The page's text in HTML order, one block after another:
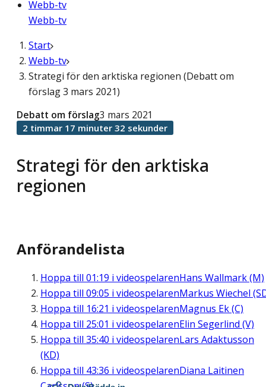
Webb-tv
Webb-tv
Start
Webb-tv
Strategi för den arktiska regionen (Debatt om
förslag 3 mars 2021)
Strategi för den arktiska
regionen
Debatt om förslag3 mars 2021
2 timmar 17 minuter 32 sekunder
Anförandelista
Hoppa till 01:19 i videospelarenHans Wallmark (M)
Hoppa till 09:05 i videospelarenMarkus Wiechel
Hoppa till 16:21 i videospelarenMagnus Ek (C)
Hoppa till 25:01 i videospelarenElin Segerlind (V)
Hoppa till 35:40 i videospelarenLars Adaktusson
(KD)
Hoppa till 43:36 i videospelarenDiana Laitinen